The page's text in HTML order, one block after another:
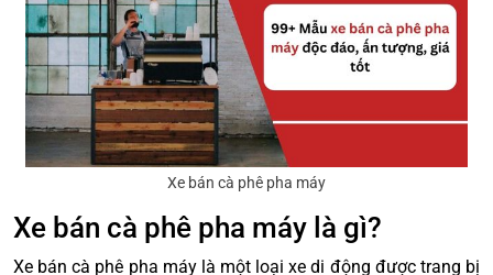
Xe bán cà phê pha máy
Xe bán cà phê pha máy là gì?
Xe bán cà phê pha máy là một loại xe di động được trang bị